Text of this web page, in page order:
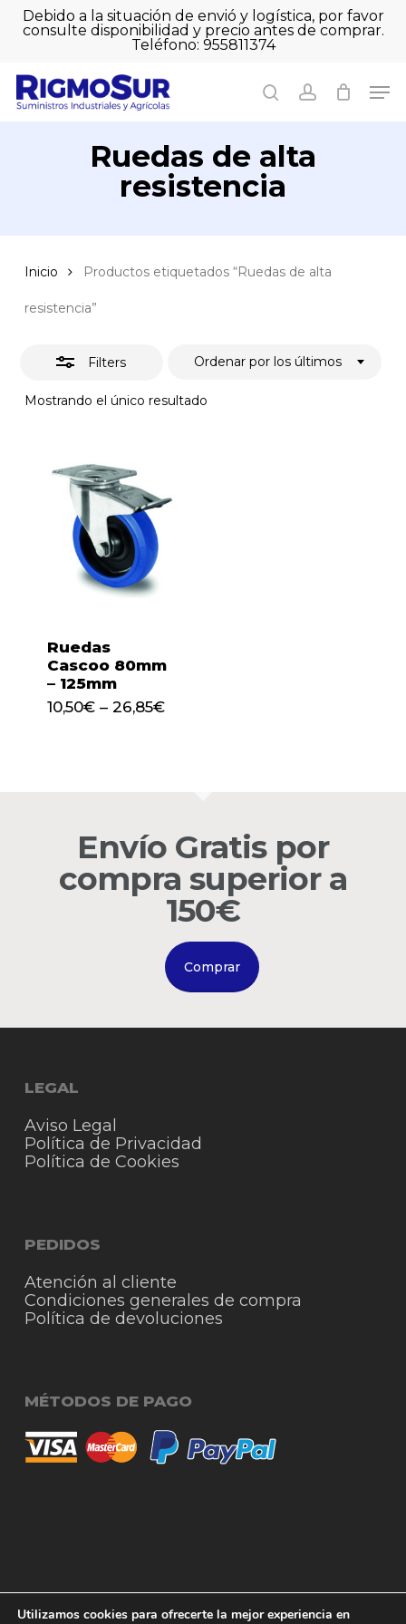
SkipDebido a la situación de envió y logística, por favor
consulte disponibilidad y precio antes de comprar.
Teléfono: 955811374
searchaccount
Cart Close
Go to shop
Subtotal: 0,00
Ruedas de alta
resistencia
Inicio Productos etiquetados “Ruedas de alta
resistencia”
Filters
Mostrando el único resultado
Ordenar por los últimos
Close
Ruedas
Cascoo 80mm
– 125mm
10,50€– 26,85€
Envío Gratis por
compra superior a
150€
Comprar
LEGAL
Aviso Legal
Política de Privacidad
Política de Cookies
PEDIDOS
Atención al cliente
Condiciones generales de compra
Política de devoluciones
MÉTODOS DE PAGO
© 2026 RigmoSur. Proyecto realizado por Grado
Creativo Agencia de Publicidad
Utilizamos cookies para ofrecerte la mejor experiencia en